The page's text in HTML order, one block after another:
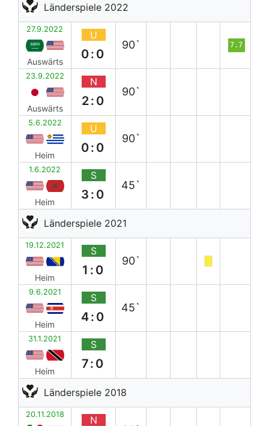
Länderspiele 2022
27.9.2022
Auswärts
U
0:0
90` 7.7
23.9.2022
Auswärts
N
2:0
90`
5.6.2022
Heim
U
0:0
90`
1.6.2022
Heim
S
3:0
45`
Länderspiele 2021
19.12.2021
Heim
S
1:0
90`
9.6.2021
Heim
S
4:0
45`
31.1.2021
Heim
S
7:0
Länderspiele 2018
20.11.2018 N